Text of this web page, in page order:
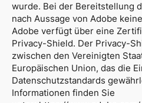
wurde. Bei der Bereitstellung
nach Aussage von Adobe
Adobe verfügt über eine
Privacy-Shield. Der Privacy-
zwischen den Vereinigten
Europäischen Union, das die
Datenschutzstandards
Informationen finden Sie